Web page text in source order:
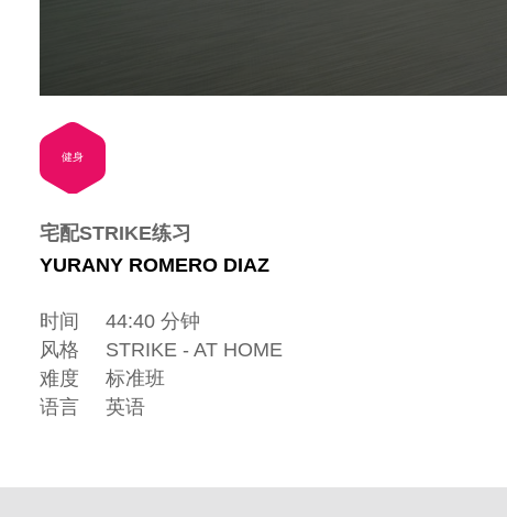
健身
宅配STRIKE练习
YURANY ROMERO DIAZ
时间
44:40 分钟
风格
STRIKE - AT HOME
难度
标准班
语言
英语